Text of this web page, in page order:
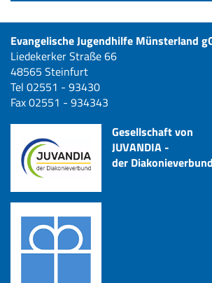
Evangelische Jugendhilfe Münsterland
Liedekerker Straße 66
48565 Steinfurt
Tel 02551 - 93430
Fax 02551 - 934343
Gesellschaft von
JUVANDIA -
der